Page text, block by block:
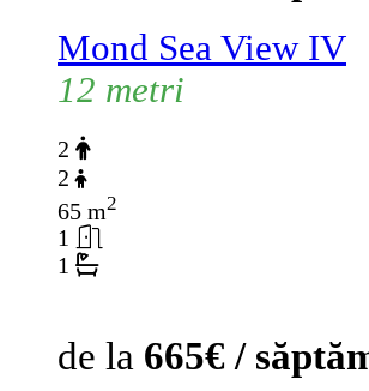
Mond Sea View IV
12 metri
2
2
65 m2
1
1
de la 665€ /